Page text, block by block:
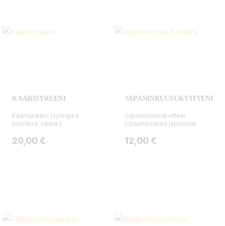
KAARISYREENI
Kaarisyreeni (syringa x
josiflexa 'veera')
Hinta
20,00 €
JAPANINRUUSUKVITTENI
Japaninruusukvitteni
(chaenomeles japonica)
Hinta
12,00 €